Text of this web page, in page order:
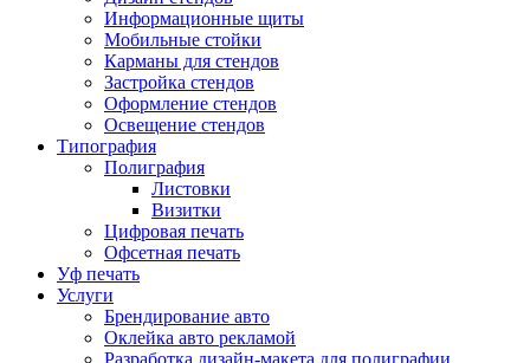
Информационные щиты
Мобильные стойки
Карманы для стендов
Застройка стендов
Оформление стендов
Освещение стендов
Типография
Полиграфия
Листовки
Визитки
Цифровая печать
Офсетная печать
Уф печать
Услуги
Брендирование авто
Оклейка авто рекламой
Разработка дизайн-макета для полиграфии